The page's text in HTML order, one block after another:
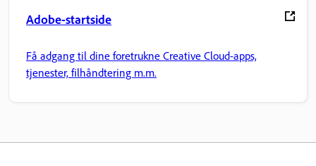
Adobe-startside
Få adgang til dine foretrukne Creative Cloud-apps,
tjenester, filhåndtering m.m.